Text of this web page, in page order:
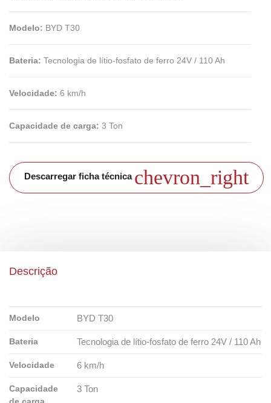
Modelo: BYD T30
Bateria: Tecnologia de lítio-fosfato de ferro 24V / 110 Ah
Velocidade: 6 km/h
Capacidade de carga: 3 Ton
Descarregar ficha técnica chevron_right
Descrição
Modelo BYD T30
Bateria Tecnologia de lítio-fosfato de ferro 24V / 110 Ah
Velocidade 6 km/h
Capacidade
3 Ton